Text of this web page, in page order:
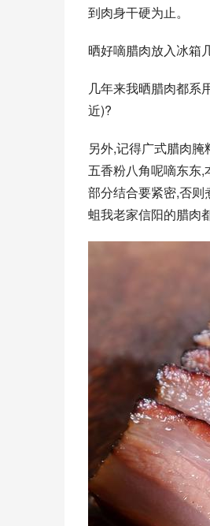
到肉身干硬为止。
晒好嘀腊肉放入冰箱
几年来我晒腊肉都系
近)?
另外,记得广式腊肉
五香粉八角呢嘀东东
部分结合要紧密,否
蛆我老家信阳的腊肉